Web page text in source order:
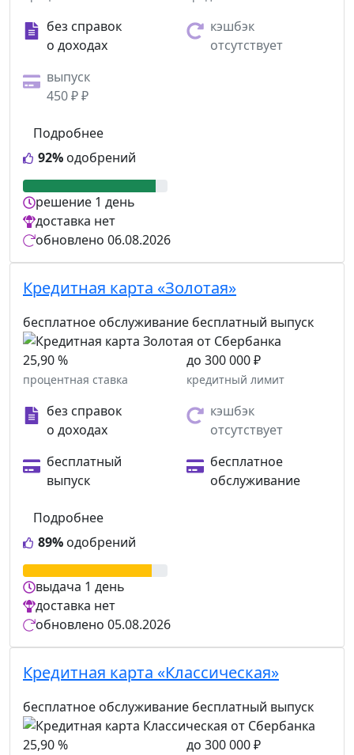
без справок
о доходах
кэшбэк
отсутствует
выпуск
450 ₽ ₽
92% одобрений
Подробнее
решение 1 день
доставка нет
обновлено 06.08.2026
Кредитная карта «Золотая»
бесплатное обслуживание бесплатный выпуск
25,90 %
процентная ставка
до 300 000 ₽
кредитный лимит
без справок
о доходах
кэшбэк
отсутствует
бесплатный
выпуск
бесплатное
обслуживание
89% одобрений
Подробнее
выдача 1 день
доставка нет
обновлено 05.08.2026
Кредитная карта «Классическая»
бесплатное обслуживание бесплатный выпуск
25,90 % до 300 000 ₽